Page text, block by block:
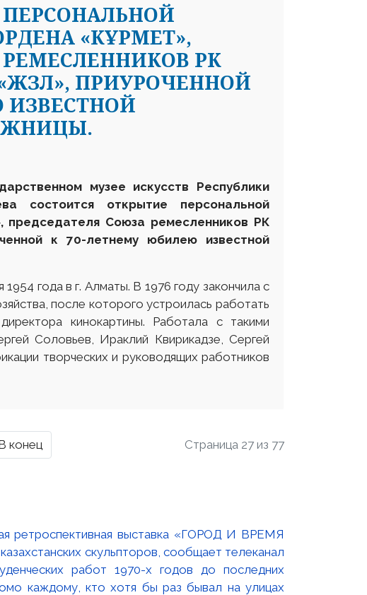
«КҰРМЕТ»,
РК
ПРИУРОЧЕННОЙ
ИЗВЕСТНОЙ
музее искусств Республики
состоится открытие персональной
председателя Союза ремесленников РК
к 70-летнему юбилею известной
года в г. Алматы. В 1976 году закончила с
после которого устроилась работать
кинокартины. Работала с такими
Соловьев, Ираклий Квирикадзе, Сергей
творческих и руководящих работников
конец Страница 27 из 77